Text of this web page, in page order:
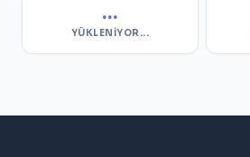
...
YÜKLENIYOR...